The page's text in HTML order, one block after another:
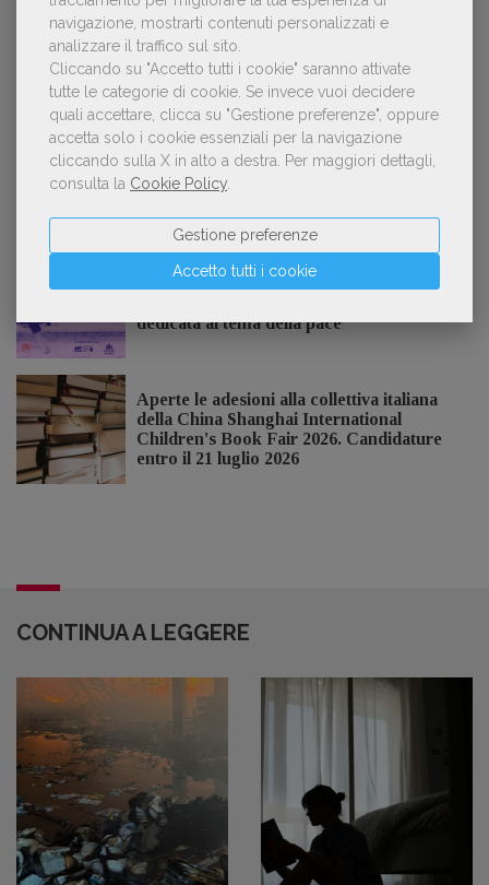
navigazione, mostrarti contenuti personalizzati e
analizzare il traffico sul sito.
Cliccando su "Accetto tutti i cookie" saranno attivate
tutte le categorie di cookie. Se invece vuoi decidere
quali accettare, clicca su "Gestione preferenze", oppure
accetta solo i cookie essenziali per la navigazione
cliccando sulla X in alto a destra. Per maggiori dettagli,
consulta la Cookie Policy
Accetto tutti i cookie
Gestione preferenze
Kobo ha rifiutato il 45% dei testi ricevuti per
sospetto utilizzo dell’IA
NOTIZIE DALL'AIE
dedicata al tema della pace
Aperte le adesioni alla collettiva italiana
della China Shanghai International
Children's Book Fair 2026. Candidature
entro il 21 luglio 2026
CONTINUA A LEGGERE